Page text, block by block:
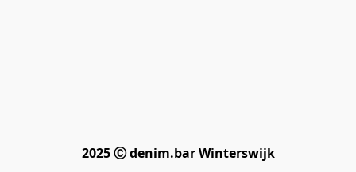
2025 Ⓒ denim.bar Winterswijk